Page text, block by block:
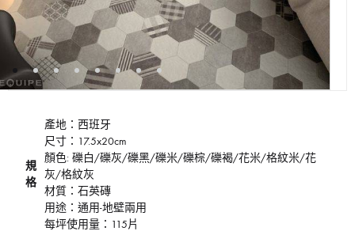
規
格
產地：西班牙
尺寸：17.5x20cm
顏色: 礫白/礫灰/礫黑/礫米/礫棕/礫褐/花米/格紋米/花
灰/格紋灰
材質：石英磚
用途：通用-地壁兩用
每坪使用量：115片